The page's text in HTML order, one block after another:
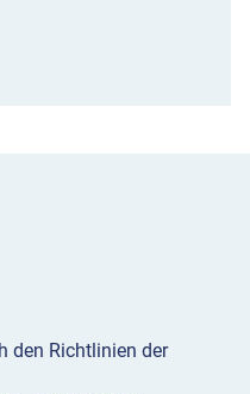
den Richtlinien der